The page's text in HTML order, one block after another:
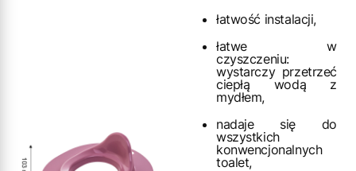
łatwość instalacji,
łatwe w
czyszczeniu:
wystarczy przetrzeć
ciepłą wodą z
mydłem,
nadaje się do
wszystkich
konwencjonalnych
toalet,